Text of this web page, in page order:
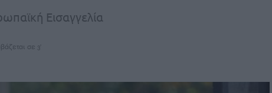
Εισαγγελία
σε 3'